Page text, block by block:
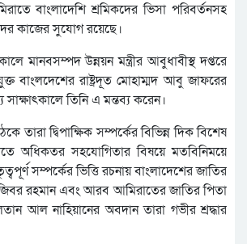
বাংলাদেশি শ্রমিকদের ভিসা পরিবর্তনসহ
কাজের সুযােগ রয়েছে।
মানবসম্পদ উন্নয়ন মন্ত্রীর আবুধাবীস্থ দপ্তরে
বাংলদেশের রাষ্ট্রদূত মােহাম্মদ আবু জাফরের
তিনি এ মন্তব্য করেন।
তারা দ্বিপাক্ষিক সম্পর্কের বিভিন্ন দিক বিশেষ
অধিকতর সহযােগিতার বিষয়ে মতবিনিময়ে
সম্পর্কের ভিত্তি রচনায় বাংলাদেশের জাতির
রহমান এবং আরব আমিরাতের জাতির পিতা
আল নাহিয়ানের অবদান তারা গভীর শ্রদ্ধার